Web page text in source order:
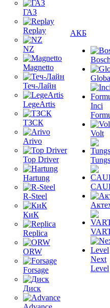
ГАЗ
Replay
NZ
Magnetto
Теч-Лайн
LegeArtis
ТЗСК
Arivo
Top Driver
Hartung
R-Steel
КиК
Replica
ORW
Forsage
Диск
АКБ
Inci
Volt
Next
Level